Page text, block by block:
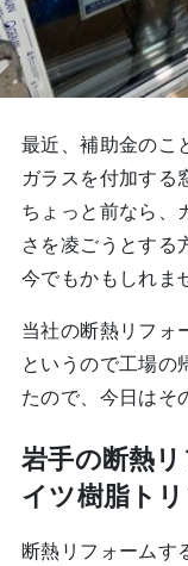
最近、補助金のこ
ガラスを付加する
ちょっと前なら、
さを凌ごうとする
今でもかもしれま
当社の断熱リフォ
というので工場の
たので、今日はそ
岩手の断熱
イツ樹脂ト
断熱リフォームす